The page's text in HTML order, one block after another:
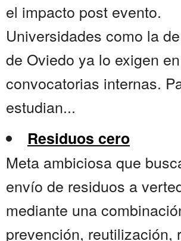
el impacto post evento.
Universidades como la
de Oviedo ya lo exigen
convocatorias internas.
estudian...
Residuos cero
Meta ambiciosa que
envío de residuos a
mediante una
prevención, reutilización,